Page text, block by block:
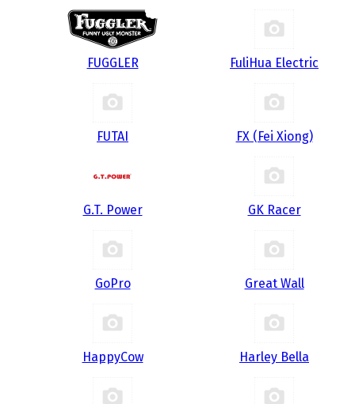
FUGGLER FuliHua Electric
FUTAI FX (Fei Xiong)
G.T. Power GK Racer
GoPro Great Wall
HappyCow Harley Bella